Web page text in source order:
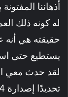
أذهاننا
له كونه ذلك
حقيقته هي أنه
يستطيع حتى